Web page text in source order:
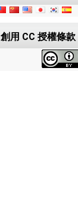
創用 CC 授權條款